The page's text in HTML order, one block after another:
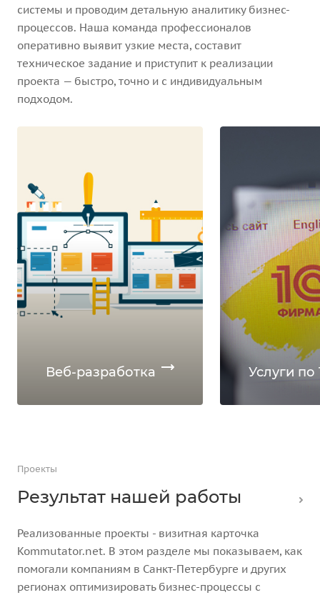
системы и проводим детальную аналитику бизнес-
процессов. Наша команда профессионалов
оперативно выявит узкие места, составит
техническое задание и приступит к реализации
проекта — быстро, точно и с индивидуальным
подходом.
Веб-разработка Услуги по
Проекты
Результат нашей работы
Реализованные проекты - визитная карточка
Kommutator.net. В этом разделе мы показываем, как
помогали компаниям в Санкт-Петербурге и других
регионах оптимизировать бизнес-процессы с